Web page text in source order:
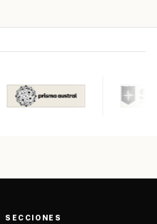
SECCIONES